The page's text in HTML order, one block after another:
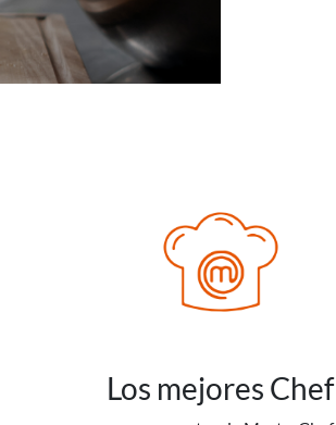
Los mejores Chef